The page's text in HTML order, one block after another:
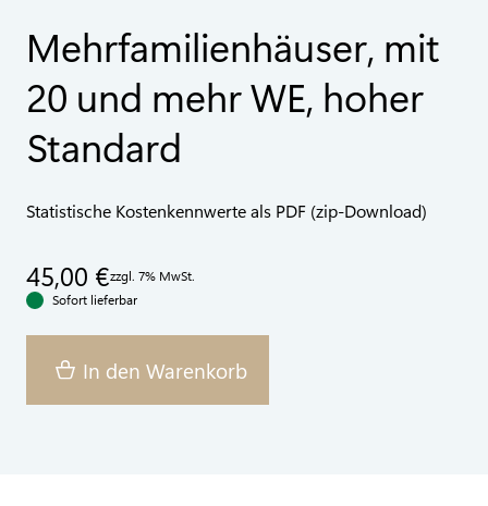
Mehrfamilienhäuser, mit
20 und mehr WE, hoher
Standard
Statistische Kostenkennwerte als PDF (zip-Download)
45,00 €zzgl. 7% MwSt.
Sofort lieferbar
In den Warenkorb